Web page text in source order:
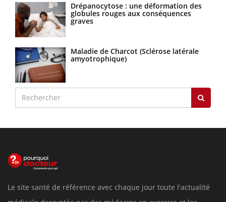
Drépanocytose : une déformation des
globules rouges aux conséquences
graves
Maladie de Charcot (Sclérose latérale
amyotrophique)
Le site santé de référence avec chaque jour toute l'actualité